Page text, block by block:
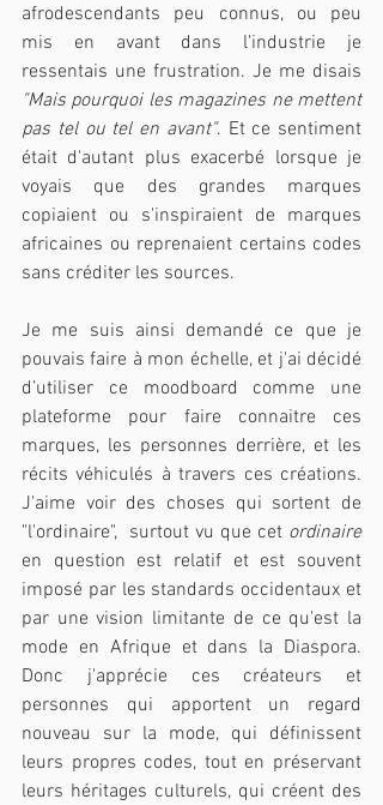
afrodescendants peu connus, ou peu
mis en avant dans l'industrie je
"Mais pourquoi les magazines ne mettent
pas tel ou tel en avant". Et ce sentiment
était d'autant plus exacerbé lorsque je
voyais que des grandes marques
copiaient ou s'inspiraient de marques
africaines ou reprenaient certains codes
sans créditer les sources.
Je me suis ainsi demandé ce que je
pouvais faire à mon échelle, et j'ai décidé
d’utiliser ce moodboard comme une
plateforme pour faire connaitre ces
marques, les personnes derrière, et les
récits véhiculés à travers ces créations.
J'aime voir des choses qui sortent de
"l'ordinaire",  surtout vu que cet
ordinaire
en question est relatif et est souvent
imposé par les standards occidentaux et
par une vision limitante de ce qu'est la
mode en Afrique et dans la Diaspora.
Donc j'apprécie ces créateurs et
personnes qui apportent un regard
nouveau sur la mode, qui définissent
leurs propres codes, tout en préservant
leurs héritages culturels, qui créent des